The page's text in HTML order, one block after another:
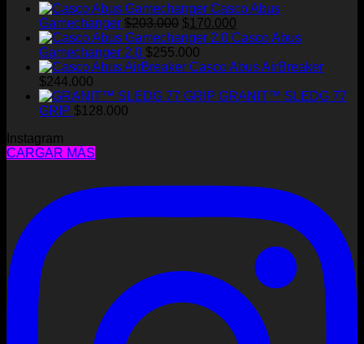
Casco Abus
Gamechanger $203.000 El
precio
original
era:
$170.000
precio
es:
Casco Abus
Gamechanger 2.0 $255.000
Casco Abus AirBreaker
$244.000
GRANIT™ SLEDG 77
GRIP $128.000
Instagram
CARGAR MÁS